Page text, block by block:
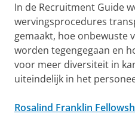
In de Recruitment Guide
wervingsprocedures
gemaakt, hoe onbewuste
worden tegengegaan en
voor meer diversiteit in
uiteindelijk in het
Rosalind Franklin